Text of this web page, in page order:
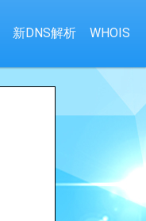
新DNS解析 WHOIS